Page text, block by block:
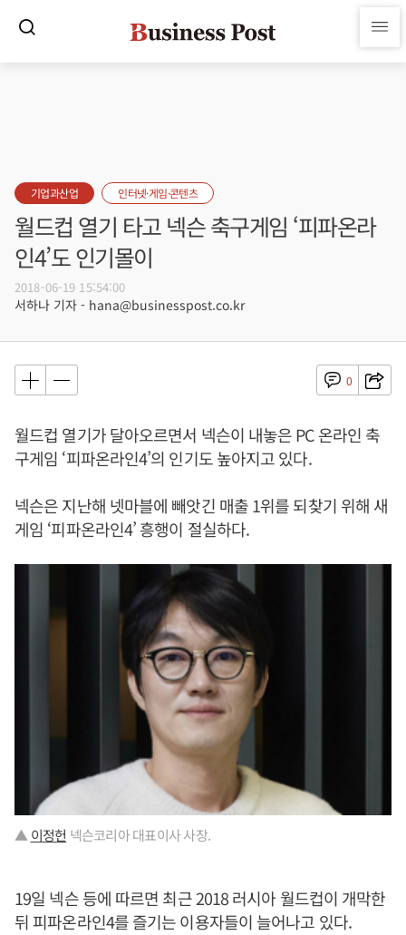
기업과산업 인터넷·게임·콘텐츠
월드컵 열기 타고 넥슨 축구게임 ‘피파온라
인4’도 인기몰이
2018-06-19 15:54:00
서하나 기자 - hana@businesspost.co.kr
0
월드컵 열기가 달아오르면서 넥슨이 내놓은 PC 온라인 축
구게임 ‘피파온라인4’의 인기도 높아지고 있다.
넥슨은 지난해 넷마블에 빼앗긴 매출 1위를 되찾기 위해 새
게임 ‘피파온라인4’ 흥행이 절실하다.
▲이정헌 넥슨코리아 대표이사 사장.
19일 넥슨 등에 따르면 최근 2018 러시아 월드컵이 개막한
뒤 피파온라인4를 즐기는 이용자들이 늘어나고 있다.